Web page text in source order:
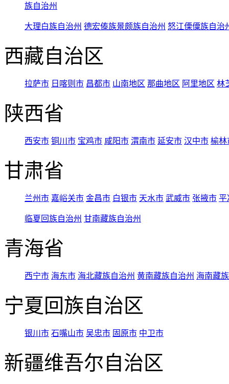
族自治州
大理白族自治州 德宏傣族景颇族自治州 怒江傈僳族自治
西藏自治区
拉萨市 日喀则市 昌都市 山南地区 那曲地区 阿里地区 林
陕西省
西安市 铜川市 宝鸡市 咸阳市 渭南市 延安市 汉中市 榆林
甘肃省
兰州市 嘉峪关市 金昌市 白银市 天水市 武威市 张掖市 平
临夏回族自治州 甘南藏族自治州
青海省
西宁市 海东市 海北藏族自治州 黄南藏族自治州 海南藏
宁夏回族自治区
银川市 石嘴山市 吴忠市 固原市 中卫市
新疆维吾尔自治区